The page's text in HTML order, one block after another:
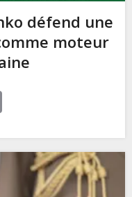
défend une
moteur